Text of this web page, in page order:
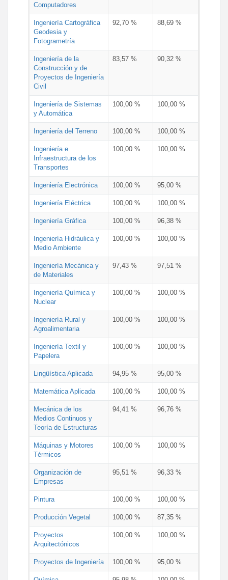
Computadores
Ingeniería Cartográfica
Geodesia y
Fotogrametría
92,70 % 88,69 %
Ingeniería de la
Construcción y de
Proyectos de Ingeniería
Civil
83,57 % 90,32 %
Ingeniería de Sistemas
y Automática
100,00 % 100,00 %
Ingeniería del Terreno 100,00 % 100,00 %
Ingeniería e
Infraestructura de los
Transportes
100,00 % 100,00 %
Ingeniería Electrónica 100,00 % 95,00 %
Ingeniería Eléctrica 100,00 % 100,00 %
Ingeniería Gráfica 100,00 % 96,38 %
Ingeniería Hidráulica y
Medio Ambiente
100,00 % 100,00 %
Ingeniería Mecánica y
de Materiales
97,43 % 97,51 %
Ingeniería Química y
Nuclear
100,00 % 100,00 %
Ingeniería Rural y
Agroalimentaria
100,00 % 100,00 %
Ingeniería Textil y
Papelera
100,00 % 100,00 %
Lingüística Aplicada 94,95 % 95,00 %
Matemática Aplicada 100,00 % 100,00 %
Mecánica de los
Medios Continuos y
Teoría de Estructuras
94,41 % 96,76 %
Máquinas y Motores
Térmicos
100,00 % 100,00 %
Organización de
Empresas
95,51 % 96,33 %
Pintura 100,00 % 100,00 %
Producción Vegetal 100,00 % 87,35 %
Proyectos
Arquitectónicos
100,00 % 100,00 %
Proyectos de Ingeniería 100,00 % 95,00 %